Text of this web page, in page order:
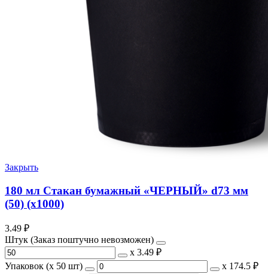
Закрыть
180 мл Стакан бумажный «ЧЕРНЫЙ» d73 мм
(50) (х1000)
3.49 ₽
Штук (Заказ поштучно невозможен)
х 3.49 ₽
Упаковок (x 50 шт)
х 174.5 ₽